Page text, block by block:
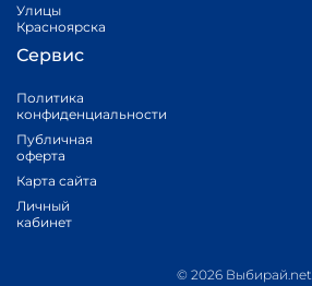
Улицы
Красноярска
Сервис
Политика
конфиденциальности
Публичная
оферта
Карта сайта
Личный
кабинет
© 2026 Выбирай.net